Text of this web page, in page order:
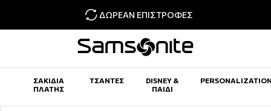
ΔΩΡΕΆΝ ΕΠΙΣΤΡΟΦΈΣ
ΣΑΚΊΔΙΑ
ΠΛΆΤΗΣ
ΤΣΆΝΤΕΣ
DISNEY &
ΠΑΙΔΊ